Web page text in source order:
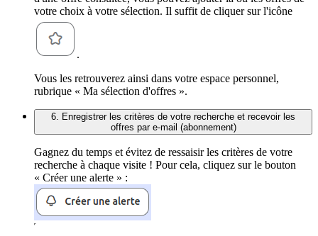
votre choix à votre sélection. Il suffit de cliquer sur l'icône
.
Vous les retrouverez ainsi dans votre espace personnel,
rubrique « Ma sélection d'offres ».
6. Enregistrer les critères de votre recherche et recevoir les
offres par e-mail (abonnement)
Gagnez du temps et évitez de ressaisir les critères de votre
recherche à chaque visite ! Pour cela, cliquez sur le bouton
« Créer une alerte » :